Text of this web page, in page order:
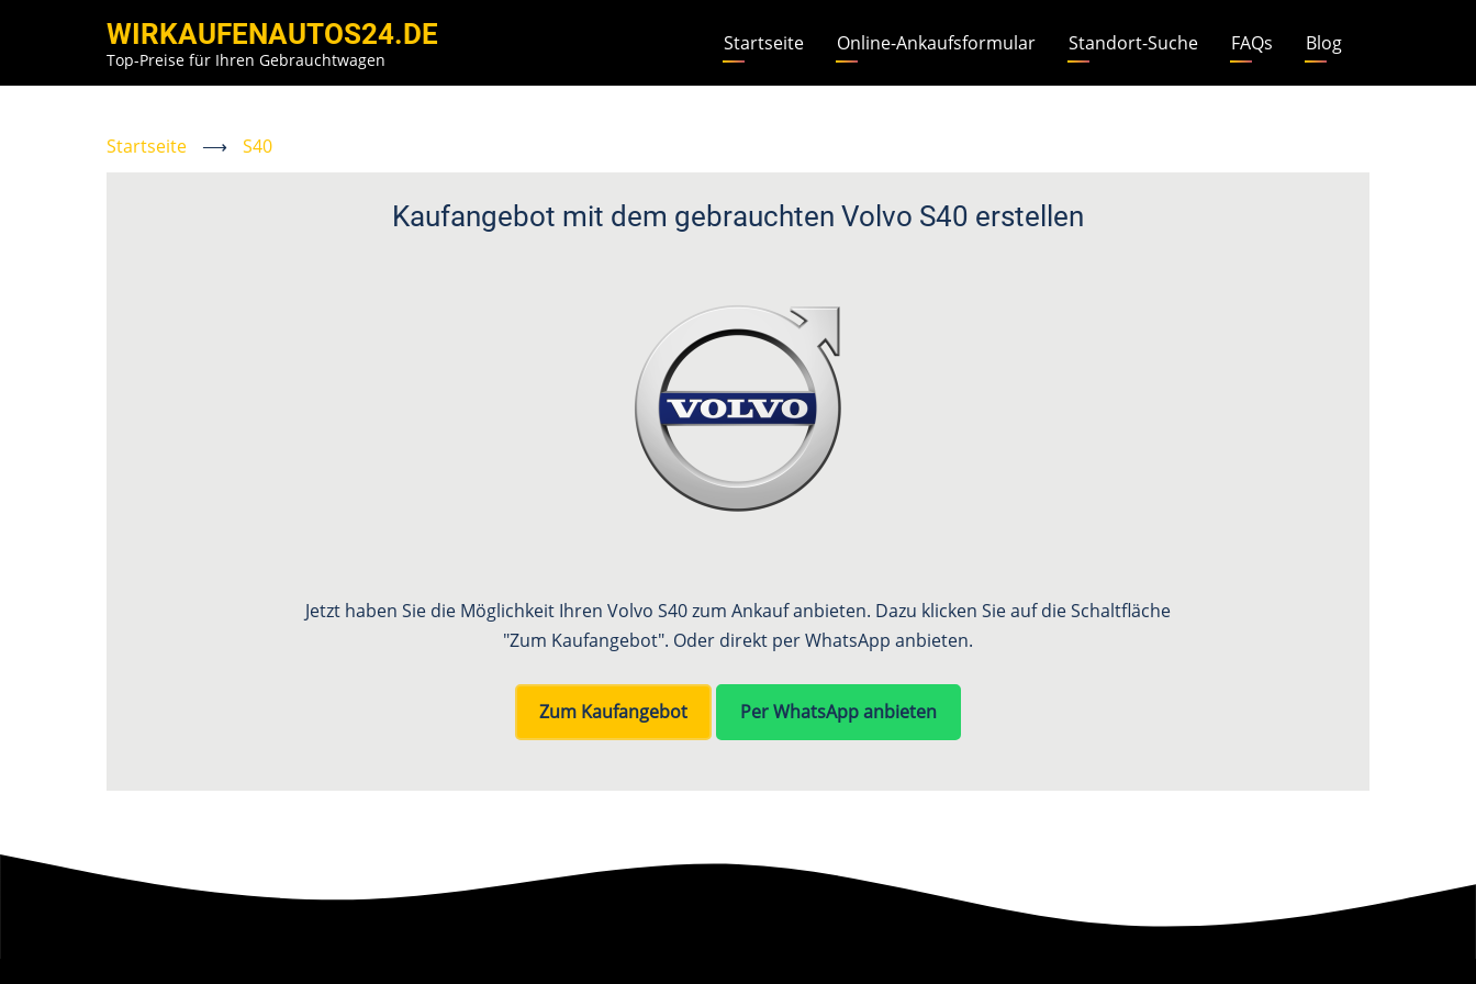
WIRKAUFENAUTOS24.DE
Top-Preise für Ihren Gebrauchtwagen Hauptnavigation
Startseite Online-Ankaufsformular Standort-Suche FAQs Blog
Startseite ⟶ S40
Kaufangebot mit dem gebrauchten Volvo S40 erstellen
Jetzt haben Sie die Möglichkeit Ihren Volvo S40 zum Ankauf anbieten. Dazu klicken Sie auf die Schaltfläche
"Zum Kaufangebot". Oder direkt per WhatsApp anbieten.
Zum Kaufangebot Per WhatsApp anbieten